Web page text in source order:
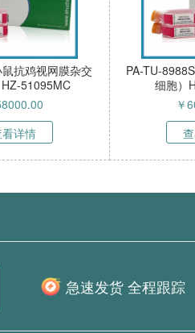
抗鸡视网膜杂交
51095MC
详情
PA-TU-
细胞）
￥
急速发货 全程跟踪